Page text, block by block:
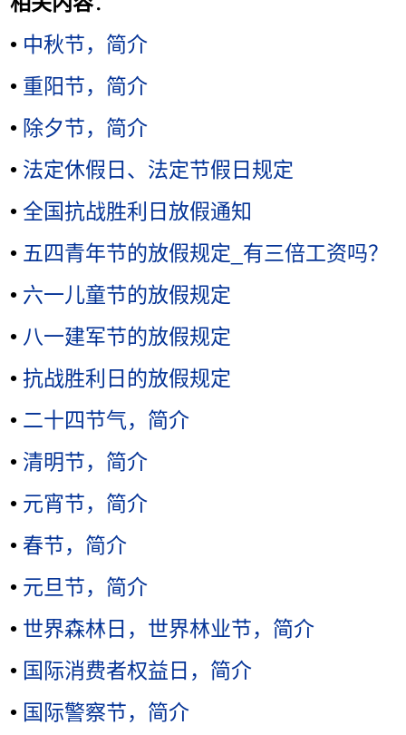
• 中秋节，简介
• 重阳节，简介
• 除夕节，简介
• 法定休假日、法定节假日规定
•全国抗战胜利日放假通知
• 五四青年节的放假规定_有三倍工资吗？
• 六一儿童节的放假规定
• 八一建军节的放假规定
•抗战胜利日的放假规定
• 二十四节气，简介
• 清明节，简介
• 元宵节，简介
• 春节，简介
• 元旦节，简介
• 世界森林日，世界林业节，简介
• 国际消费者权益日，简介
• 国际警察节，简介